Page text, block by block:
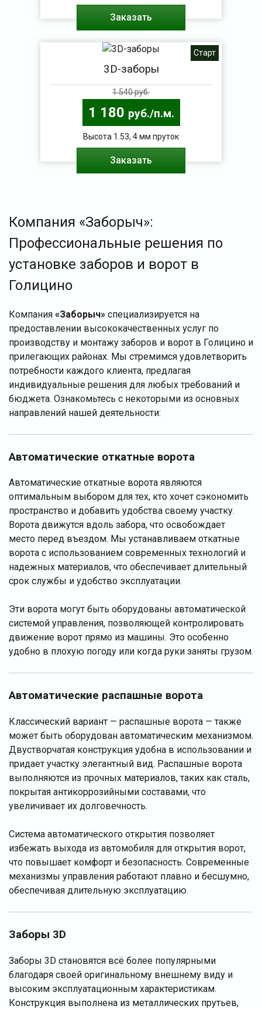
Заказать
Старт
3D-заборы
1 540 руб.
1 180 руб./п.м.
Высота 1.53, 4 мм пруток
Заказать
Компания «Заборыч»:
Профессиональные решения по
установке заборов и ворот в
Голицино
Компания «Заборыч» специализируется на
предоставлении высококачественных услуг по
производству и монтажу заборов и ворот в Голицино и
прилегающих районах. Мы стремимся удовлетворить
потребности каждого клиента, предлагая
индивидуальные решения для любых требований и
бюджета. Ознакомьтесь с некоторыми из основных
направлений нашей деятельности:
Автоматические откатные ворота
Автоматические откатные ворота являются
оптимальным выбором для тех, кто хочет сэкономить
пространство и добавить удобства своему участку.
Ворота движутся вдоль забора, что освобождает
место перед въездом. Мы устанавливаем откатные
ворота с использованием современных технологий и
надежных материалов, что обеспечивает длительный
срок службы и удобство эксплуатации.
Эти ворота могут быть оборудованы автоматической
системой управления, позволяющей контролировать
движение ворот прямо из машины. Это особенно
удобно в плохую погоду или когда руки заняты грузом.
Автоматические распашные ворота
Классический вариант — распашные ворота — также
может быть оборудован автоматическим механизмом.
Двустворчатая конструкция удобна в использовании и
придает участку элегантный вид. Распашные ворота
выполняются из прочных материалов, таких как сталь,
покрытая антикоррозийными составами, что
увеличивает их долговечность.
Система автоматического открытия позволяет
избежать выхода из автомобиля для открытия ворот,
что повышает комфорт и безопасность. Современные
механизмы управления работают плавно и бесшумно,
обеспечивая длительную эксплуатацию.
Заборы 3D
Заборы 3D становятся всё более популярными
благодаря своей оригинальному внешнему виду и
высоким эксплуатационным характеристикам.
Конструкция выполнена из металлических прутьев,